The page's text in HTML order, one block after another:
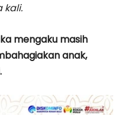
kali.
mengaku masih
anak,